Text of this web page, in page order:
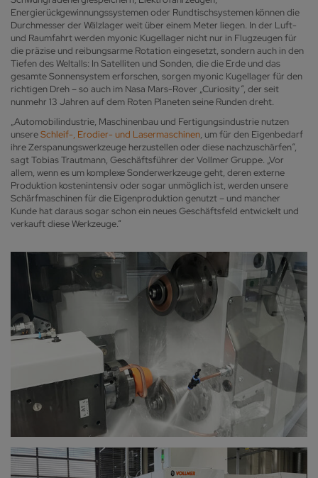
Energierückgewinnungssystemen oder Rundtischsystemen können die
Durchmesser der Wälzlager weit über einem Meter liegen. In der Luft-
und Raumfahrt werden myonic Kugellager nicht nur in Flugzeugen für
die präzise und reibungsarme Rotation eingesetzt, sondern auch in den
Tiefen des Weltalls: In Satelliten und Sonden, die die Erde und das
gesamte Sonnensystem erforschen, sorgen myonic Kugellager für den
richtigen Dreh – so auch im Nasa Mars-Rover „Curiosity“, der seit
nunmehr 13 Jahren auf dem Roten Planeten seine Runden dreht.
„Automobilindustrie, Maschinenbau und Fertigungsindustrie nutzen
unsereSchleif-, Erodier- und Lasermaschinen, um für den Eigenbedarf
ihre Zerspanungswerkzeuge herzustellen oder diese nachzuschärfen“,
sagt Tobias Trautmann, Geschäftsführer der Vollmer Gruppe. „Vor
allem, wenn es um komplexe Sonderwerkzeuge geht, deren externe
Produktion kostenintensiv oder sogar unmöglich ist, werden unsere
Schärfmaschinen für die Eigenproduktion genutzt – und mancher
Kunde hat daraus sogar schon ein neues Geschäftsfeld entwickelt und
verkauft diese Werkzeuge.“